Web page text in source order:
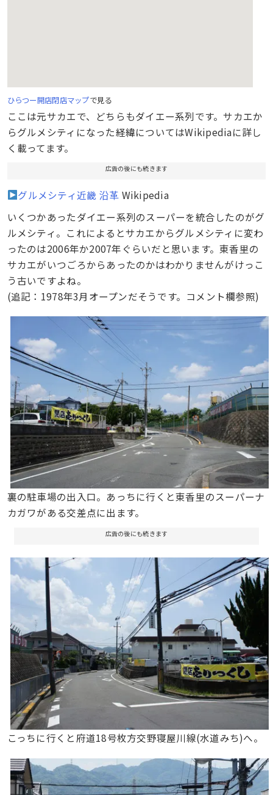
ひらつー開店閉店マップで見る
ここは元サカエで、どちらもダイエー系列です。サカエか
らグルメシティになった経緯についてはWikipediaに詳し
く載ってます。
広告の後にも続きます
グルメシティ近畿 沿革 Wikipedia
いくつかあったダイエー系列のスーパーを統合したのがグ
ルメシティ。これによるとサカエからグルメシティに変わ
ったのは2006年か2007年ぐらいだと思います。東香里の
サカエがいつごろからあったのかはわかりませんがけっこ
う古いですよね。
(追記：1978年3月オープンだそうです。コメント欄参照)
裏の駐車場の出入口。あっちに行くと東香里のスーパーナ
カガワがある交差点に出ます。
広告の後にも続きます
こっちに行くと府道18号枚方交野寝屋川線(水道みち)へ。